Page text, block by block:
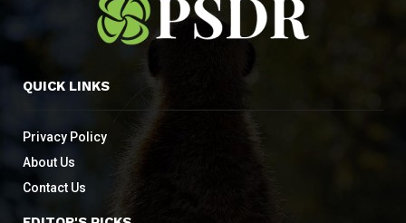
QUICK LINKS
Privacy Policy
About Us
Contact Us